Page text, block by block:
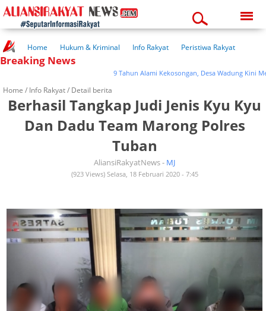
08:10:05 pm
Home Hukum & Kriminal Info Rakyat
Peristiwa Rakyat
Kuliner Rakyat
Wisata Rakyat
Breaking News
9 Tahun Alami Kekosongan, Desa Wadung Kini
Home / Info Rakyat/ Detail berita
Berhasil Tangkap Judi Jenis Kyu Kyu
Dan Dadu Team Marong Polres
Tuban
AliansiRakyatNews - MJ
(923 Views) Selasa, 18 Februari 2020 - 7:45